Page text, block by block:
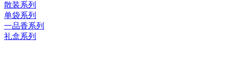
散装系列
单袋系列
一品香系列
礼盒系列